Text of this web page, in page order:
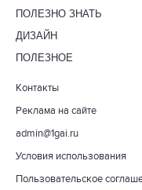
ПОЛЕЗНО ЗНАТЬ
ДИЗАЙН
ПОЛЕЗНОЕ
Контакты
Реклама на сайте
admin@1gai.ru
Условия использования
Пользовательское